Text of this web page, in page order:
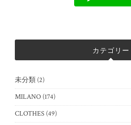
カテゴリー
未分類 (2)
MILANO (174)
CLOTHES (49)